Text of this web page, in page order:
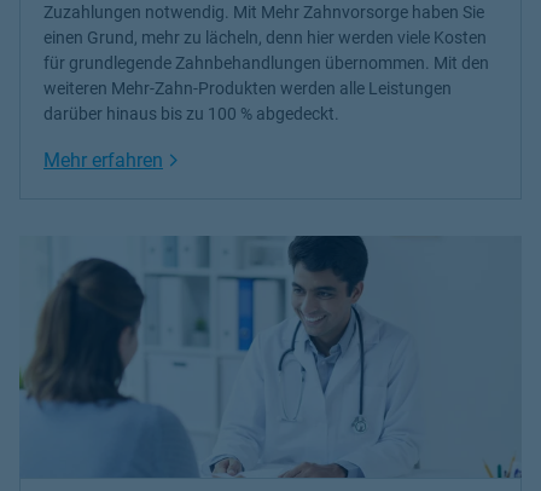
Zuzahlungen notwendig. Mit Mehr Zahnvorsorge haben Sie
einen Grund, mehr zu lächeln, denn hier werden viele Kosten
für grundlegende Zahnbehandlungen übernommen. Mit den
weiteren Mehr-Zahn-Produkten werden alle Leistungen
darüber hinaus bis zu 100 % abgedeckt.
Mehr erfahren Link Opens in New Tab